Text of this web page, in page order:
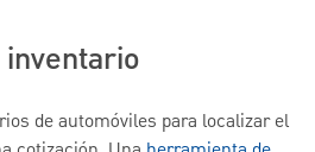
de automóviles para localizar el